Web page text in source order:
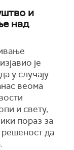
и
над
је
у случају
веома
и свету,
пораз за
решеност да